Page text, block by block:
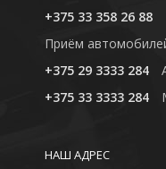
+375 33 358 26 88
Приём
+375 29 3333 284
+375 33 3333 284
НАШ АДРЕС